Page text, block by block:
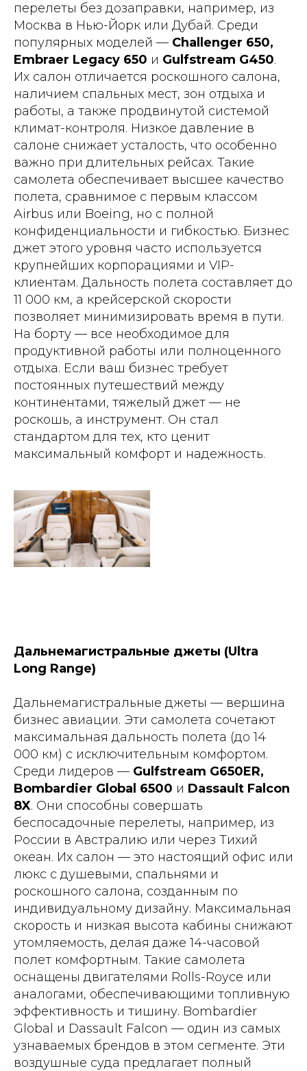
перелеты без дозаправки, например, из
Москва в Нью-Йорк или Дубай. Среди
популярных моделей — Challenger 650,
Embraer Legacy 650 и Gulfstream G450.
Их салон отличается роскошного салона,
наличием спальных мест, зон отдыха и
работы, а также продвинутой системой
климат-контроля. Низкое давление в
салоне снижает усталость, что особенно
важно при длительных рейсах. Такие
самолета обеспечивает высшее качество
полета, сравнимое с первым классом
Airbus или Boeing, но с полной
конфиденциальности и гибкостью. Бизнес
джет этого уровня часто используется
крупнейших корпорациями и VIP-
клиентам. Дальность полета составляет до
11 000 км, а крейсерской скорости
позволяет минимизировать время в пути.
На борту — все необходимое для
продуктивной работы или полноценного
отдыха. Если ваш бизнес требует
постоянных путешествий между
континентами, тяжелый джет — не
роскошь, а инструмент. Он стал
стандартом для тех, кто ценит
максимальный комфорт и надежность.
Дальнемагистральные джеты (Ultra
Long Range)
Дальнемагистральные джеты — вершина
бизнес авиации. Эти самолета сочетают
максимальная дальность полета (до 14
000 км) с исключительным комфортом.
Среди лидеров — Gulfstream G650ER,
Bombardier Global 6500 и Dassault Falcon
8X. Они способны совершать
беспосадочные перелеты, например, из
России в Австралию или через Тихий
океан. Их салон — это настоящий офис или
люкс с душевыми, спальнями и
роскошного салона, созданным по
индивидуальному дизайну. Максимальная
скорость и низкая высота кабины снижают
утомляемость, делая даже 14-часовой
полет комфортным. Такие самолета
оснащены двигателями Rolls-Royce или
аналогами, обеспечивающими топливную
эффективность и тишину. Bombardier
Global и Dassault Falcon — один из самых
узнаваемых брендов в этом сегменте. Эти
воздушные суда предлагает полный